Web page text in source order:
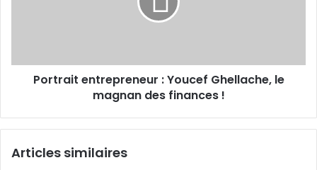
!
Portrait entrepreneur : Youcef Ghellache, le
magnan des finances !
Articles similaires